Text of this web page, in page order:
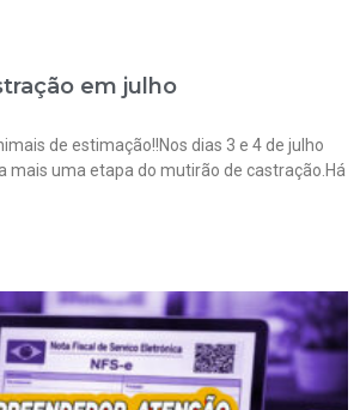
em julho
de estimação!!Nos dias 3 e 4 de julho
mais uma etapa do mutirão de castração.Há